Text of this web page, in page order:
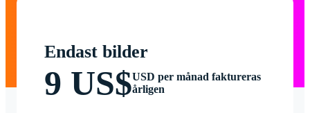
Endast bilder
9 US$USD per månad faktureras
årligen